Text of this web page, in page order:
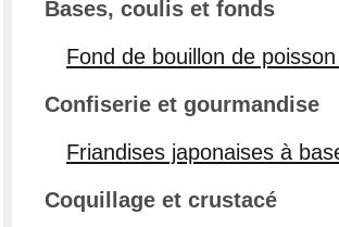
Bases, coulis et fonds
Fond de bouillon de
Confiserie et gourmandise
Friandises japonaises à
Coquillage et crustacé